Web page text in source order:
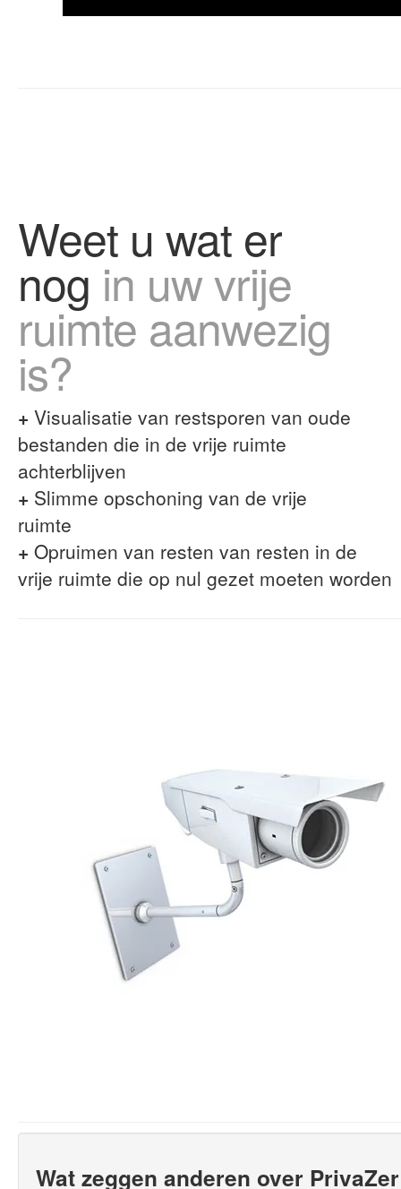
Weet u wat er
nog in uw vrije
ruimte aanwezig
is?
+ Visualisatie van restsporen van oude
bestanden die in de vrije ruimte
achterblijven
+ Slimme opschoning van de vrije
ruimte
+ Opruimen van resten van resten in de
vrije ruimte die op nul gezet moeten worden
Wat zeggen anderen over